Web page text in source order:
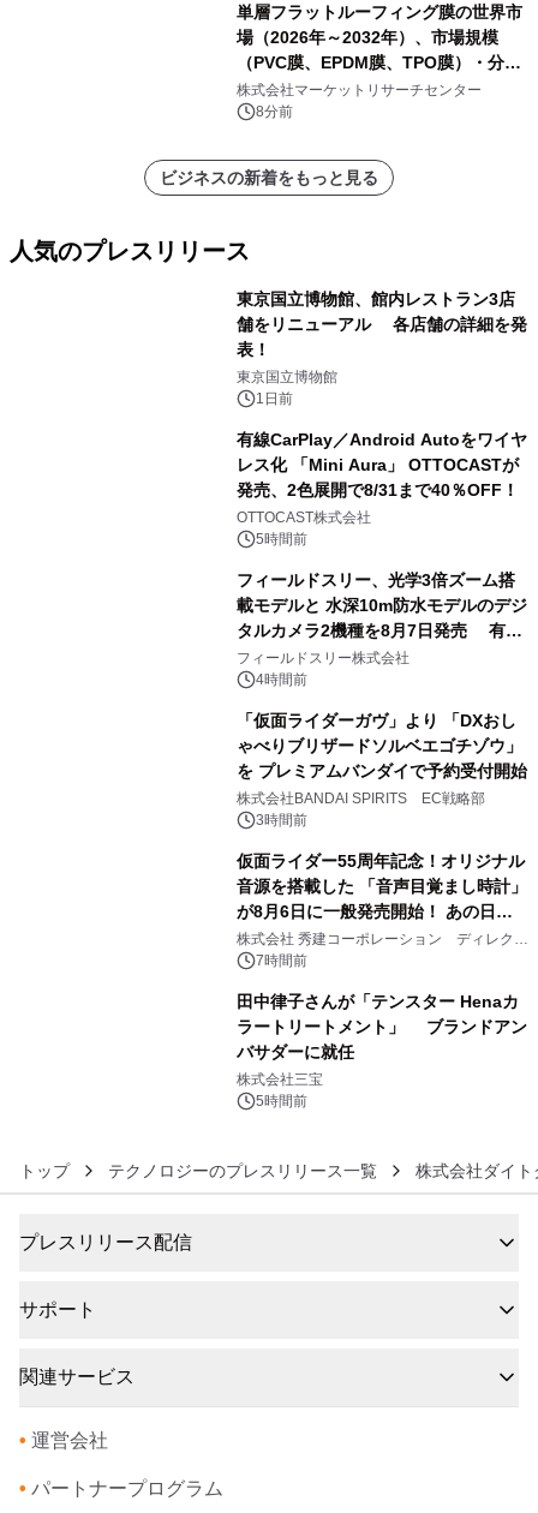
単層フラットルーフィング膜の世界市
場（2026年～2032年）、市場規模
（PVC膜、EPDM膜、TPO膜）・分析
レポートを発表
株式会社マーケットリサーチセンター
8分前
ビジネスの新着をもっと見る
人気のプレスリリース
東京国立博物館、館内レストラン3店
舗をリニューアル 各店舗の詳細を発
表！
東京国立博物館
1日前
有線CarPlay／Android Autoをワイヤ
レス化 「Mini Aura」 OTTOCASTが
発売、2色展開で8/31まで40％OFF！
OTTOCAST株式会社
5時間前
フィールドスリー、光学3倍ズーム搭
載モデルと 水深10m防水モデルのデジ
タルカメラ2機種を8月7日発売 有効
約1300万画素、用途別に選べるコンデ
ジ新登場
フィールドスリー株式会社
4時間前
「仮面ライダーガヴ」より 「DXおし
ゃべりブリザードソルベエゴチゾウ」
を プレミアムバンダイで予約受付開始
株式会社BANDAI SPIRITS EC戦略部
3時間前
仮面ライダー55周年記念！オリジナル
音源を搭載した 「音声目覚まし時計」
が8月6日に一般発売開始！ あの日の
大興奮が今甦る
株式会社 秀建コーポレーション ディレクト
アートギャラリー
7時間前
田中律子さんが「テンスター Henaカ
ラートリートメント」 ブランドアン
バサダーに就任
株式会社三宝
5時間前
トップ テクノロジーのプレスリリース一覧 株式会社ダイト
プレスリリース配信
サポート
関連サービス
• 運営会社
• パートナープログラム